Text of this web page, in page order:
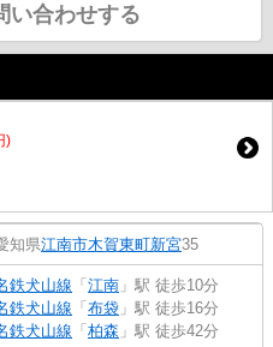
い合わせする
)
知県江南市木賀東町新宮35
鉄犬山線 「 江南 」駅 徒歩10分
鉄犬山線 「 布袋 」駅 徒歩16分
鉄犬山線 「 柏森 」駅 徒歩42分